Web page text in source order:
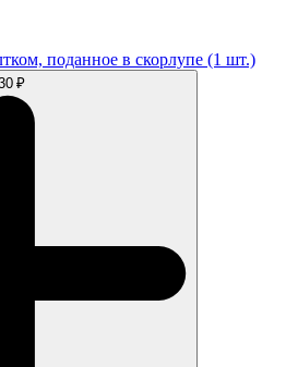
поданное в скорлупе (1 шт.)
₽